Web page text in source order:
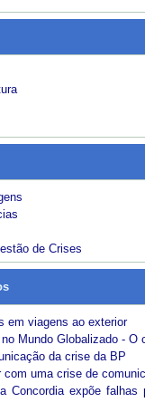
de Crises
em viagens ao exterior
Mundo Globalizado - O
da crise da BP
com uma crise de
Concordia expõe falhas